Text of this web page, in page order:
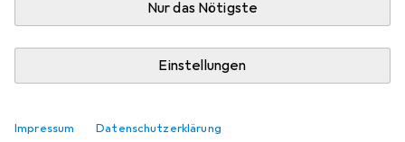
Nur das Nötigste
Einstellungen
Impressum Datenschutzerklärung
Zwischen Do, 13.8. und Fr, 14.8. geliefert
Nur 1 Stück an Lager beim Drittanbieter
Lieferort angeben für genaue Lieferzeit